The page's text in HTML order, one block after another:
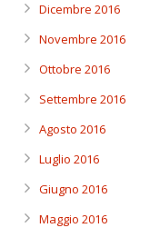
Dicembre 2016
Novembre 2016
Ottobre 2016
Settembre 2016
Agosto 2016
Luglio 2016
Giugno 2016
Maggio 2016